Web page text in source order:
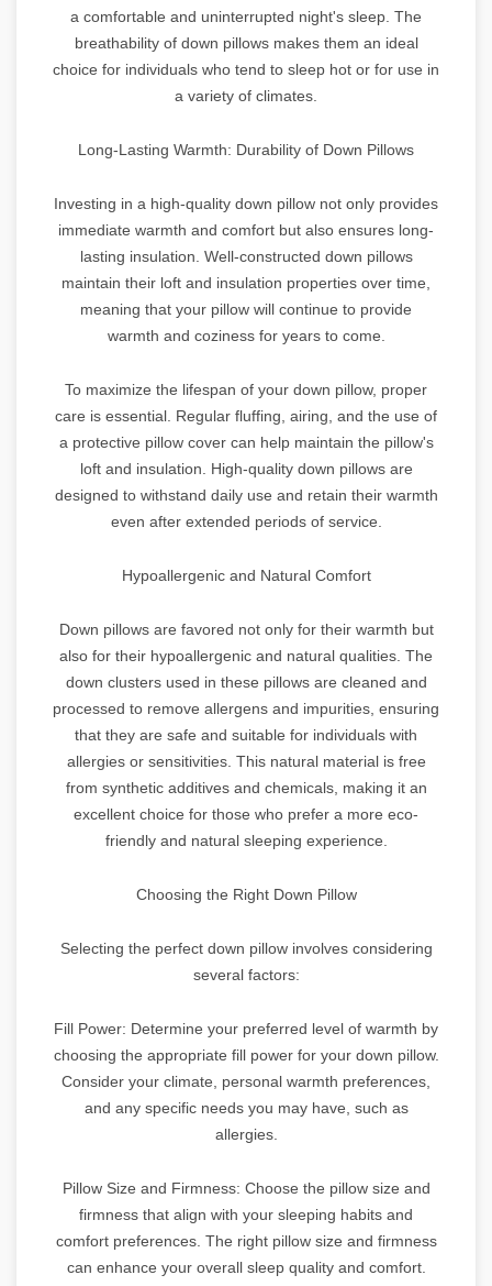
a comfortable and uninterrupted night's sleep. The
breathability of down pillows makes them an ideal
choice for individuals who tend to sleep hot or for use in
a variety of climates.
Long-Lasting Warmth: Durability of Down Pillows
Investing in a high-quality down pillow not only provides
immediate warmth and comfort but also ensures long-
lasting insulation. Well-constructed down pillows
maintain their loft and insulation properties over time,
meaning that your pillow will continue to provide
warmth and coziness for years to come.
To maximize the lifespan of your down pillow, proper
care is essential. Regular fluffing, airing, and the use of
a protective pillow cover can help maintain the pillow's
loft and insulation. High-quality down pillows are
designed to withstand daily use and retain their warmth
even after extended periods of service.
Hypoallergenic and Natural Comfort
Down pillows are favored not only for their warmth but
also for their hypoallergenic and natural qualities. The
down clusters used in these pillows are cleaned and
processed to remove allergens and impurities, ensuring
that they are safe and suitable for individuals with
allergies or sensitivities. This natural material is free
from synthetic additives and chemicals, making it an
excellent choice for those who prefer a more eco-
friendly and natural sleeping experience.
Choosing the Right Down Pillow
Selecting the perfect down pillow involves considering
several factors:
Fill Power: Determine your preferred level of warmth by
choosing the appropriate fill power for your down pillow.
Consider your climate, personal warmth preferences,
and any specific needs you may have, such as
allergies.
Pillow Size and Firmness: Choose the pillow size and
firmness that align with your sleeping habits and
comfort preferences. The right pillow size and firmness
can enhance your overall sleep quality and comfort.